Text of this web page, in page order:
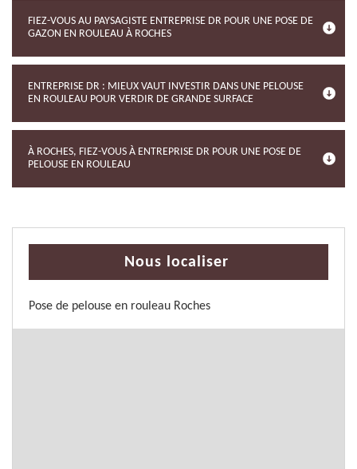
FIEZ-VOUS AU PAYSAGISTE ENTREPRISE DR POUR UNE POSE DE
GAZON EN ROULEAU À ROCHES
ENTREPRISE DR : MIEUX VAUT INVESTIR DANS UNE PELOUSE
EN ROULEAU POUR VERDIR DE GRANDE SURFACE
À ROCHES, FIEZ-VOUS À ENTREPRISE DR POUR UNE POSE DE
PELOUSE EN ROULEAU
Nous localiser
Pose de pelouse en rouleau Roches